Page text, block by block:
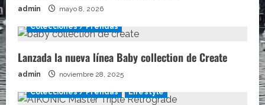
admin mayo 8, 2026
Colecciones / Prendas
Lanzada la nueva línea Baby collection de Create
admin noviembre 28, 2025
Colecciones / Prendas Lifestyle